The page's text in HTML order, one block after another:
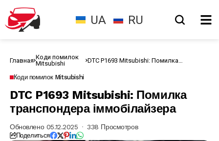
UA RU
Главная Коди помилок
Mitsubishi
DTC P1693 Mitsubishi: Помилка
Коди помилок Mitsubishi
DTC P1693 Mitsubishi: Помилка
транспондера іммобілайзера
Обновлено 05.12.2025 338 Просмотров
Поделиться